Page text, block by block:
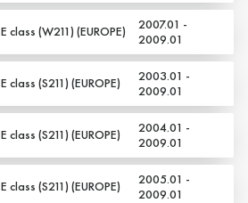
E class (W211) (EUROPE)
2007.01 -
2009.01
E class (S211) (EUROPE)
2003.01 -
2009.01
E class (S211) (EUROPE)
2004.01 -
2009.01
E class (S211) (EUROPE)
2005.01 -
2009.01